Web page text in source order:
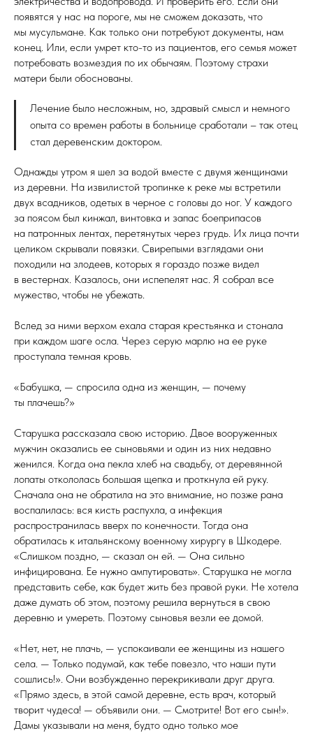
появятся у нас на пороге, мы не сможем доказать, что
мы мусульмане. Как только они потребуют документы, нам
конец. Или, если умрет кто-то из пациентов, его семья может
потребовать возмездия по их обычаям. Поэтому страхи
матери были обоснованы.
Лечение было несложным, но, здравый смысл и немного
опыта со времен работы в больнице сработали – так отец
стал деревенским доктором.
Однажды утром я шел за водой вместе с двумя женщинами
из деревни. На извилистой тропинке к реке мы встретили
двух всадников, одетых в черное с головы до ног. У каждого
за поясом был кинжал, винтовка и запас боеприпасов
на патронных лентах, перетянутых через грудь. Их лица почти
целиком скрывали повязки. Свирепыми взглядами они
походили на злодеев, которых я гораздо позже видел
в вестернах. Казалось, они испепелят нас. Я собрал все
мужество, чтобы не убежать.
Вслед за ними верхом ехала старая крестьянка и стонала
при каждом шаге осла. Через серую марлю на ее руке
проступала темная кровь.
«Бабушка, — спросила одна из женщин, — почему
ты плачешь?»
Старушка рассказала свою историю. Двое вооруженных
мужчин оказались ее сыновьями и один из них недавно
женился. Когда она пекла хлеб на свадьбу, от деревянной
лопаты откололась большая щепка и проткнула ей руку.
Сначала она не обратила на это внимание, но позже рана
воспалилась: вся кисть распухла, а инфекция
распространилась вверх по конечности. Тогда она
обратилась к итальянскому военному хирургу в Шкодере.
«Слишком поздно, — сказал он ей. — Она сильно
инфицирована. Ее нужно ампутировать». Старушка не могла
представить себе, как будет жить без правой руки. Не хотела
даже думать об этом, поэтому решила вернуться в свою
деревню и умереть. Поэтому сыновья везли ее домой.
«Нет, нет, не плачь, — успокаивали ее женщины из нашего
села. — Только подумай, как тебе повезло, что наши пути
сошлись!». Они возбужденно перекрикивали друг друга.
«Прямо здесь, в этой самой деревне, есть врач, который
творит чудеса! — объявили они. — Смотрите! Вот его сын!».
Дамы указывали на меня, будто одно только мое